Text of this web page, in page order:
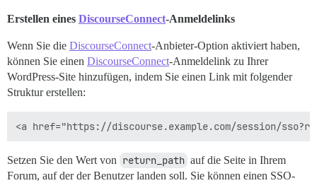
Erstellen eines DiscourseConnect-Anmeldelinks
Wenn Sie die DiscourseConnect-Anbieter-Option aktiviert haben,
können Sie einen DiscourseConnect-Anmeldelink zu Ihrer
WordPress-Site hinzufügen, indem Sie einen Link mit folgender
Struktur erstellen:
Setzen Sie den Wert von return_path auf die Seite in Ihrem
Forum, auf der der Benutzer landen soll. Sie können einen SSO-